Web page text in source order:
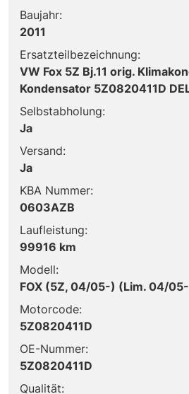
Baujahr:
2011
Ersatzteilbezeichnung:
VW Fox 5Z Bj.11 orig.
Kondensator 5Z0820411D
Selbstabholung:
Ja
Versand:
Ja
KBA Nummer:
0603AZB
Laufleistung:
99916 km
Modell:
FOX (5Z, 04/05-) (Lim. 04/
Motorcode:
5Z0820411D
OE-Nummer:
5Z0820411D
Qualität: